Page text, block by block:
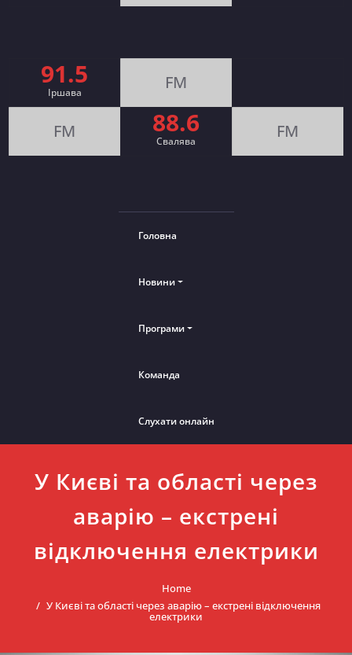
91.5
Іршава FM
FM 88.6
Cвалява FM
Головна
Новини
Програми
Команда
Слухати онлайн
У Києві та області через
аварію – екстрені
відключення електрики
Home
У Києві та області через аварію – екстрені відключення
електрики